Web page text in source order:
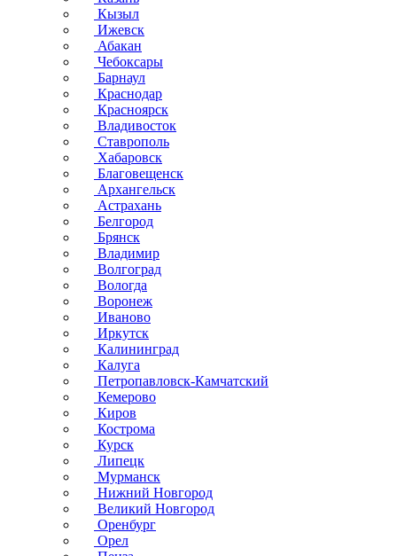
Кызыл
Ижевск
Абакан
Чебоксары
Барнаул
Краснодар
Красноярск
Владивосток
Ставрополь
Хабаровск
Благовещенск
Архангельск
Астрахань
Белгород
Брянск
Владимир
Волгоград
Вологда
Воронеж
Иваново
Иркутск
Калининград
Калуга
Петропавловск-Камчатский
Кемерово
Киров
Кострома
Курск
Липецк
Мурманск
Нижний Новгород
Великий Новгород
Оренбург
Орел